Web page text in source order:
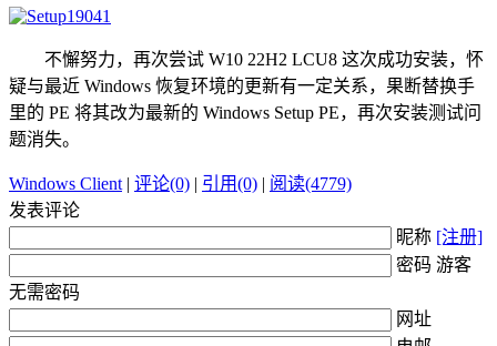
不懈努力，再次尝试 W10 22H2 LCU8 这次成功安装，怀
疑与最近 Windows 恢复环境的更新有一定关系，果断替换手
里的 PE 将其改为最新的 Windows Setup PE，再次安装测试问
题消失。
Windows Client| 评论(0) | 引用(0) | 阅读(4779)
发表评论
昵称 [注册]
密码 游客
无需密码
网址